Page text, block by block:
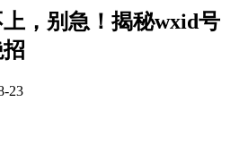
，别急！揭秘wxid号
23